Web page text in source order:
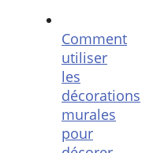
Comment
utiliser
les
décorations
murales
pour